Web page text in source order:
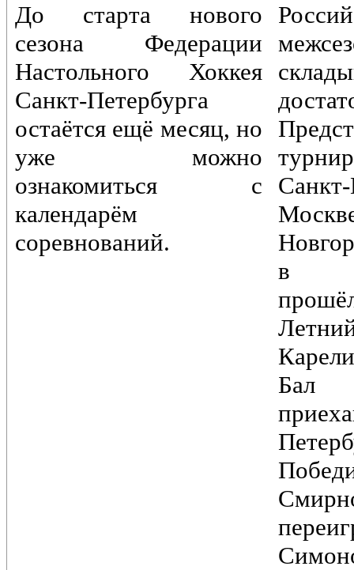
До старта нового
сезона Федерации
Настольного Хоккея
Санкт-Петербурга
остаётся ещё месяц, но
уже можно
ознакомиться с
календарём
соревнований.
в